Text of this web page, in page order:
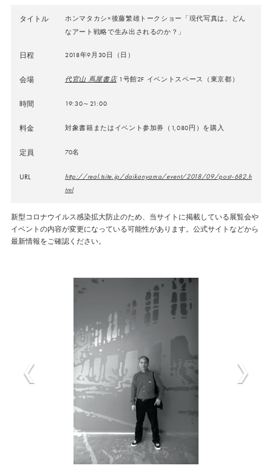
タイトル
ホンマタカシ×後藤繁雄トークショー「現代写真は、どん
なアート戦略で生み出されるのか？」
日程 2018年9月30日（日）
会場 代官山 蔦屋書店1号館2F イベントスペース（東京都）
時間 19:30～21:00
料金 対象書籍またはイベント参加券（1,080円）を購入
定員 70名
URL
http://real.tsite.jp/daikanyama/event/2018/09/post-682.h
tml
新型コロナウイルス感染拡大防止のため、当サイトに掲載している展覧会や
イベントの内容が変更になっている可能性があります。公式サイトなどから
最新情報をご確認ください。